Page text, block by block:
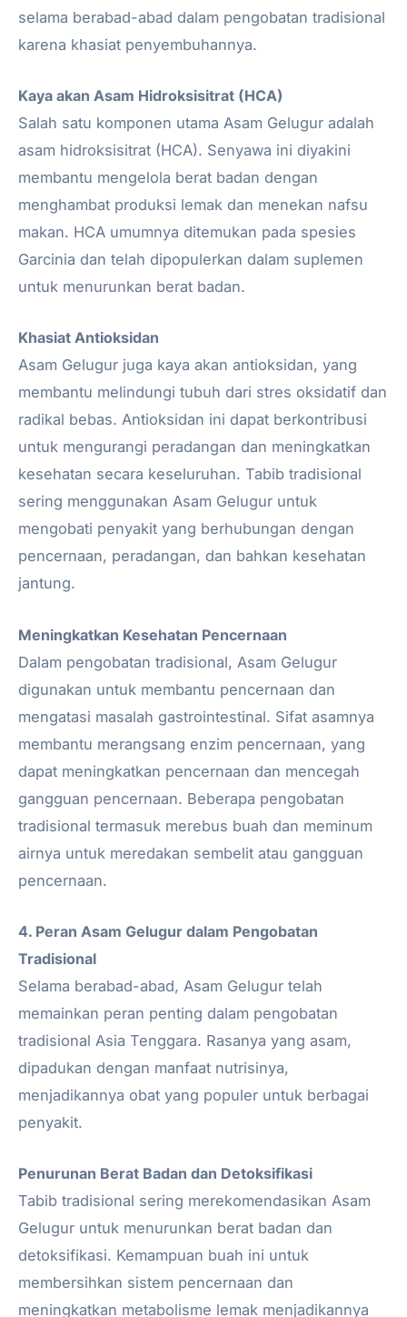
selama berabad-abad dalam pengobatan tradisional
karena khasiat penyembuhannya.
Kaya akan Asam Hidroksisitrat (HCA)
Salah satu komponen utama Asam Gelugur adalah
asam hidroksisitrat (HCA). Senyawa ini diyakini
membantu mengelola berat badan dengan
menghambat produksi lemak dan menekan nafsu
makan. HCA umumnya ditemukan pada spesies
Garcinia dan telah dipopulerkan dalam suplemen
untuk menurunkan berat badan.
Khasiat Antioksidan
Asam Gelugur juga kaya akan antioksidan, yang
membantu melindungi tubuh dari stres oksidatif dan
radikal bebas. Antioksidan ini dapat berkontribusi
untuk mengurangi peradangan dan meningkatkan
kesehatan secara keseluruhan. Tabib tradisional
sering menggunakan Asam Gelugur untuk
mengobati penyakit yang berhubungan dengan
pencernaan, peradangan, dan bahkan kesehatan
jantung.
Meningkatkan Kesehatan Pencernaan
Dalam pengobatan tradisional, Asam Gelugur
digunakan untuk membantu pencernaan dan
mengatasi masalah gastrointestinal. Sifat asamnya
membantu merangsang enzim pencernaan, yang
dapat meningkatkan pencernaan dan mencegah
gangguan pencernaan. Beberapa pengobatan
tradisional termasuk merebus buah dan meminum
airnya untuk meredakan sembelit atau gangguan
pencernaan.
4. Peran Asam Gelugur dalam Pengobatan
Tradisional
Selama berabad-abad, Asam Gelugur telah
memainkan peran penting dalam pengobatan
tradisional Asia Tenggara. Rasanya yang asam,
dipadukan dengan manfaat nutrisinya,
menjadikannya obat yang populer untuk berbagai
penyakit.
Penurunan Berat Badan dan Detoksifikasi
Tabib tradisional sering merekomendasikan Asam
Gelugur untuk menurunkan berat badan dan
detoksifikasi. Kemampuan buah ini untuk
membersihkan sistem pencernaan dan
meningkatkan metabolisme lemak menjadikannya